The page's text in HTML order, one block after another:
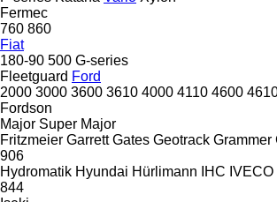
Fermec
760 860
Fiat
180-90 500 G-series
Fleetguard Ford
2000 3000 3600 3610 4000 4110 4600
Fordson
Major Super Major
Fritzmeier Garrett Gates Geotrack Grammer
906
Hydromatik Hyundai Hürlimann IHC IVECO
844